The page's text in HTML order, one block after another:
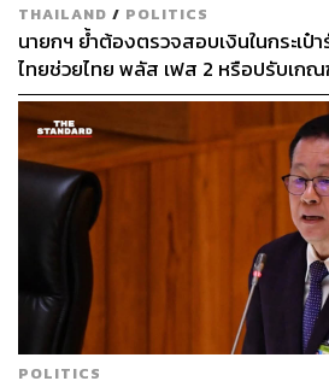
THAILAND / POLITICS
นายกฯ ย้ำต้องตรวจสอบเงินในกระเป๋
ไทยช่วยไทย พลัส เฟส 2 หรือปรับเก
คงคลังรัฐบาลแข็งแรง
POLITICS